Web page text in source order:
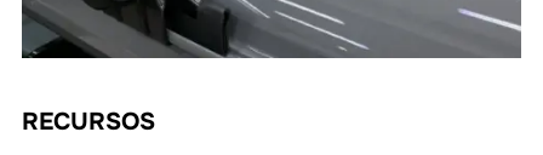
RECURSOS